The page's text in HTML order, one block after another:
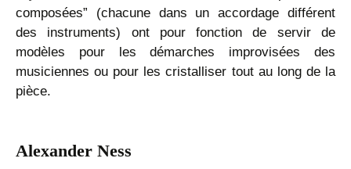
composées” (chacune dans un accordage différent
des instruments) ont pour fonction de servir de
modèles pour les démarches improvisées des
musiciennes ou pour les cristalliser tout au long de la
pièce.
Alexander Ness